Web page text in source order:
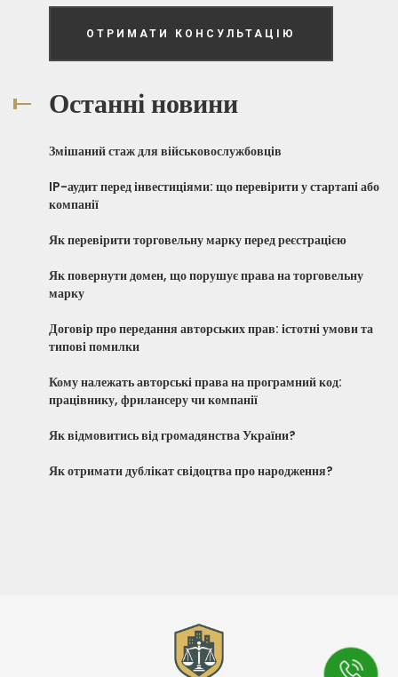
ОТРИМАТИ КОНСУЛЬТАЦІЮ
Останні новини
Змішаний стаж для військовослужбовців
IP-аудит перед інвестиціями: що перевірити у стартапі або
компанії
Як перевірити торговельну марку перед реєстрацією
Як повернути домен, що порушує права на торговельну
марку
Договір про передання авторських прав: істотні умови та
типові помилки
Кому належать авторські права на програмний код:
працівнику, фрилансеру чи компанії
Як відмовитись від громадянства України?
Як отримати дублікат свідоцтва про народження?